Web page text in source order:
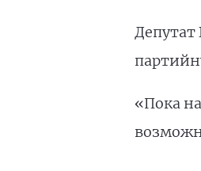
Депутат
«Пока